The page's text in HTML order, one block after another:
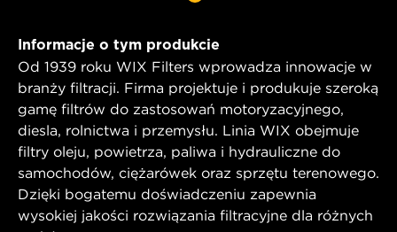
Informacje o tym produkcie
Od 1939 roku WIX Filters wprowadza innowacje w
branży filtracji. Firma projektuje i produkuje szeroką
gamę filtrów do zastosowań motoryzacyjnego,
diesla, rolnictwa i przemysłu. Linia WIX obejmuje
filtry oleju, powietrza, paliwa i hydrauliczne do
samochodów, ciężarówek oraz sprzętu terenowego.
Dzięki bogatemu doświadczeniu zapewnia
wysokiej jakości rozwiązania filtracyjne dla różnych